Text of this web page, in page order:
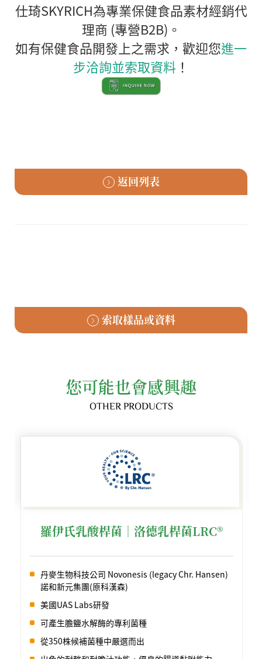
仕琦SKYRICH為專業保健食品素材經銷代
理商 (專營B2B)。
如有保健食品開發上之需求，歡迎您進一
步洽詢並索取資料 ！
返回列表
索取樣品或資料
您可能也會感興趣
OTHER PRODUCTS
羅伊氏乳酸桿菌︱洛德乳桿菌LRC®
丹麥生物科技公司 Novonesis (legacy Chr. Hansen)
諾和新元集團(原科漢森)
美國UAS Labs研發
可產生膽鹽水解酶的專利菌種
從350株候補菌種中嚴選而出